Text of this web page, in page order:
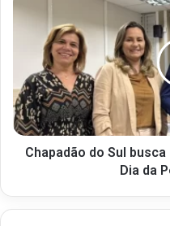
Chapadão do Sul
Dia da